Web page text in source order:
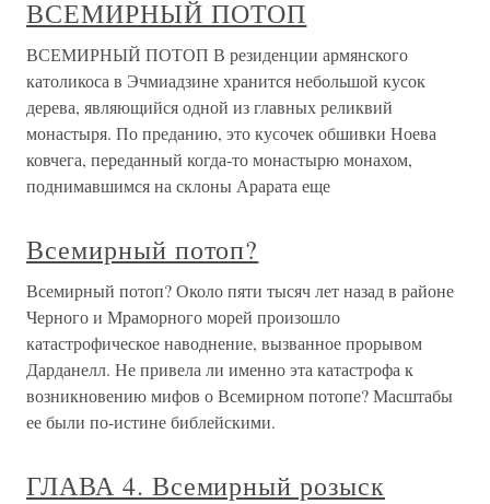
ВСЕМИРНЫЙ ПОТОП
ВСЕМИРНЫЙ ПОТОП В резиденции армянского
католикоса в Эчмиадзине хранится небольшой кусок
дерева, являющийся одной из главных реликвий
монастыря. По преданию, это кусочек обшивки Ноева
ковчега, переданный когда-то монастырю монахом,
поднимавшимся на склоны Арарата еще
Всемирный потоп?
Всемирный потоп? Около пяти тысяч лет назад в районе
Черного и Мраморного морей произошло
катастрофическое наводнение, вызванное прорывом
Дарданелл. Не привела ли именно эта катастрофа к
возникновению мифов о Всемирном потопе? Масштабы
ее были по-истине библейскими.
ГЛАВА 4. Всемирный розыск